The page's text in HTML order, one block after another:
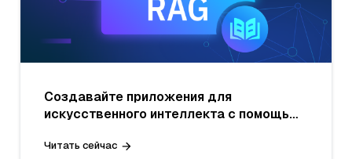
Создавайте приложения для
искусственного интеллекта с помощью
Generation (RAG)
Читать сейчас